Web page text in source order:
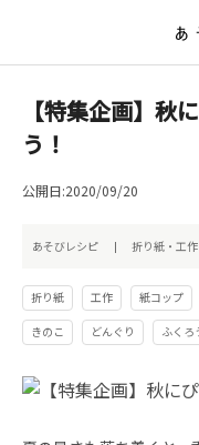
【特集企画】秋
う！
公開日:2020/09/20
あそびレシピ 折り紙・工
折り紙 工作 紙コップ
きのこ どんぐり ふくろ